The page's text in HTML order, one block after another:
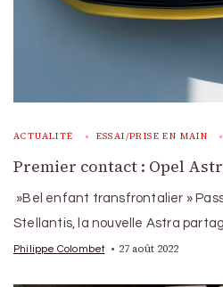
ACTUALITÉ ESSAI/PRISE EN MAIN
Premier contact : Opel
»Bel enfant transfrontalier »
Stellantis, la nouvelle Astra
Philippe Colombet 27 août 2022